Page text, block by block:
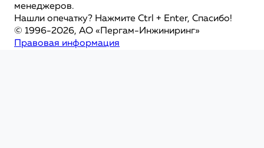
менеджеров.
Нашли опечатку? Нажмите Ctrl + Enter, Спасибо!
© 1996-2026, АО «Пергам-Инжиниринг»
Правовая информация